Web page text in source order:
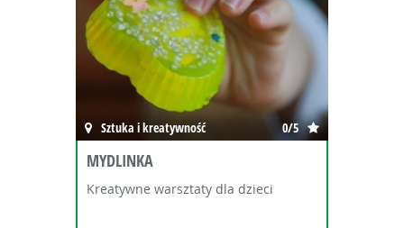
Sztuka i kreatywność 0/5
MYDLINKA
Kreatywne warsztaty dla dzieci